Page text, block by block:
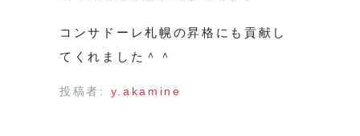
コンサドーレ札幌の昇格にも貢献し
てくれました＾＾
投稿者: y.akamine